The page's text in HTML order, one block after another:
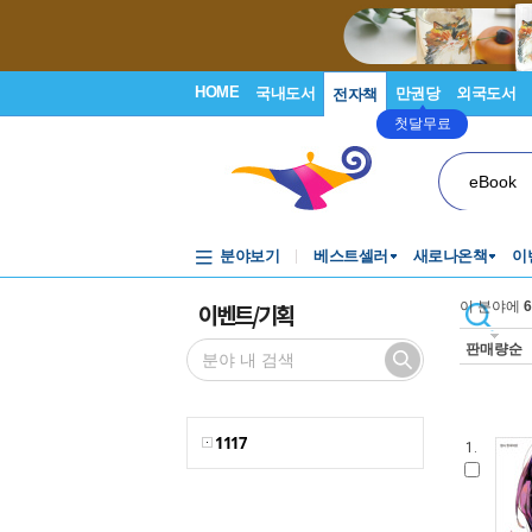
HOME 국내도서 전자책 만권당
첫달무료
외국도서
eBook
분야보기 베스트셀러 새로나온책 이
이벤트/기획
1117
이 분야에 6
판매량순
1.